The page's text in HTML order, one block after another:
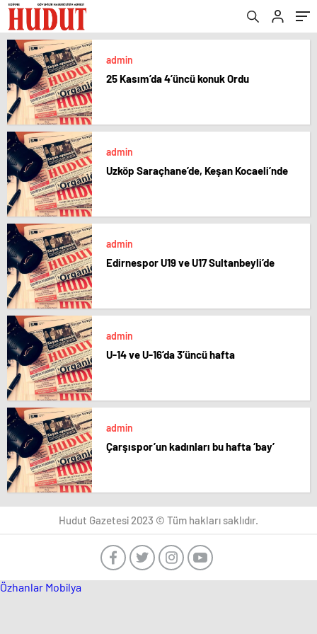
admin
25 Kasım’da 4’üncü konuk Ordu
admin
Uzköp Saraçhane’de, Keşan Kocaeli’nde
admin
Edirnespor U19 ve U17 Sultanbeyli’de
admin
U-14 ve U-16’da 3’üncü hafta
admin
Çarşıspor’un kadınları bu hafta ‘bay’
Hudut Gazetesi 2023 © Tüm hakları saklıdır.
Özhanlar Mobilya